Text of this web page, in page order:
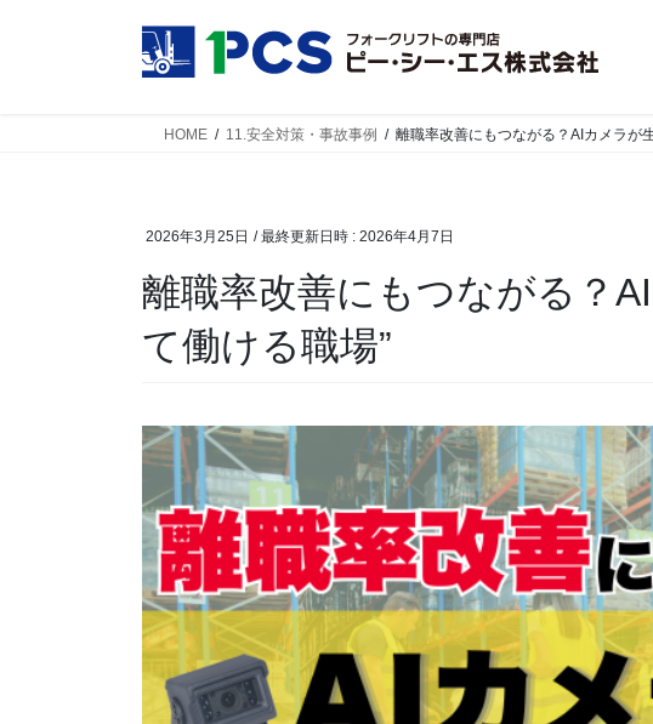
HOME 11.安全対策・事故事例 離職率改善にもつながる？AIカメラが
2026年3月25日 / 最終更新日時 : 2026年4月7日
離職率改善にもつながる？
て働ける職場”